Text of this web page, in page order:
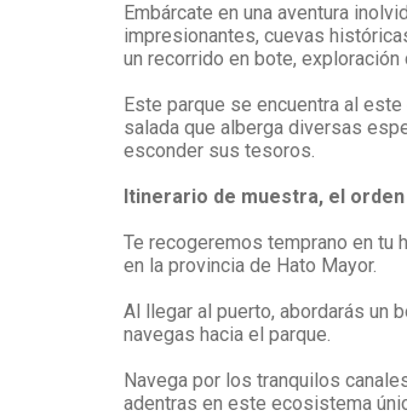
Embárcate en una aventura
impresionantes, cuevas
un recorrido en bote,
Este parque se encuentra al
salada que alberga diversas
esconder sus tesoros.
Itinerario de muestra, el
Te recogeremos temprano en tu
en la provincia de Hato Mayor.
Al llegar al puerto, abordarás un
navegas hacia el parque.
Navega por los tranquilos
adentras en este ecosistema